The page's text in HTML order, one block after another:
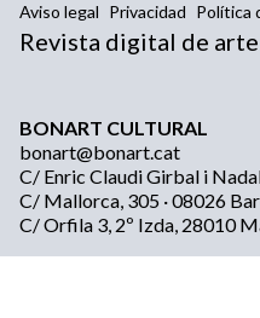
Aviso legal Privacidad Política
Revista digital de arte
BONART CULTURAL
bonart@bonart.cat
C/ Enric Claudi Girbal i
C/ Mallorca, 305 · 08026
C/ Orfila 3, 2º Izda, 28010